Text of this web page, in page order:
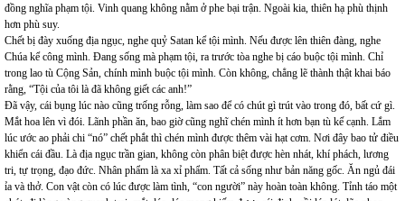
đồng nghĩa phạm tội. Vinh quang không nằm ở phe bại trận. Ngoài kia, thiên hạ phù thịnh
hơn phù suy.
Chết bị đày xuống địa ngục, nghe quỷ Satan kể tội mình. Nếu được lên thiên đàng, nghe
Chúa kể công mình. Đang sống mà phạm tội, ra trước tòa nghe bị cáo buộc tội mình. Chỉ
trong lao tù Cộng Sản, chính mình buộc tội mình. Còn không, chẳng lẽ thành thật khai báo
rằng, “Tội của tôi là đã không giết các anh!”
Đã vậy, cái bụng lúc nào cũng trống rỗng, làm sao để có chút gì trút vào trong đó, bất cứ gì.
Mắt hoa lên vì đói. Lãnh phần ăn, bao giờ cũng nghĩ chén mình ít hơn bạn tù kế cạnh. Lắm
lúc ước ao phải chi “nó” chết phắt thì chén mình được thêm vài hạt cơm. Nơi đây bao tử điều
khiển cái đầu. Là địa ngục trần gian, không còn phân biệt được hèn nhát, khí phách, lương
tri, tự trọng, đạo đức. Nhân phẩm là xa xỉ phẩm. Tất cả sống như bản năng gốc. Ăn ngủ đái
ỉa và thở. Con vật còn có lúc được làm tình, “con người” này hoàn toàn không. Tỉnh táo một